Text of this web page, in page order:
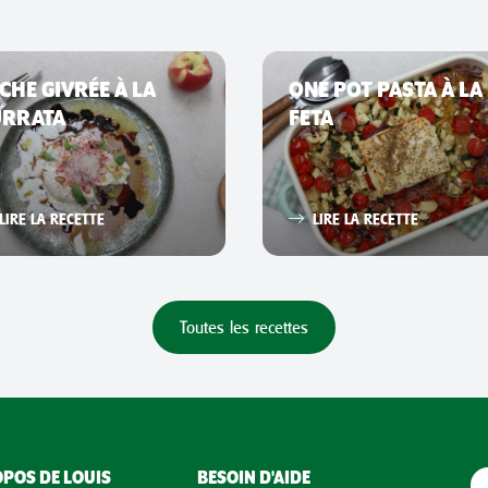
GIVRÉE À LA
LIRE LA RECETTE
ONE POT PASTA À LA
FETA
LIRE LA RECETTE
Toutes les recettes
DE LOUIS BESOIN D'AIDE